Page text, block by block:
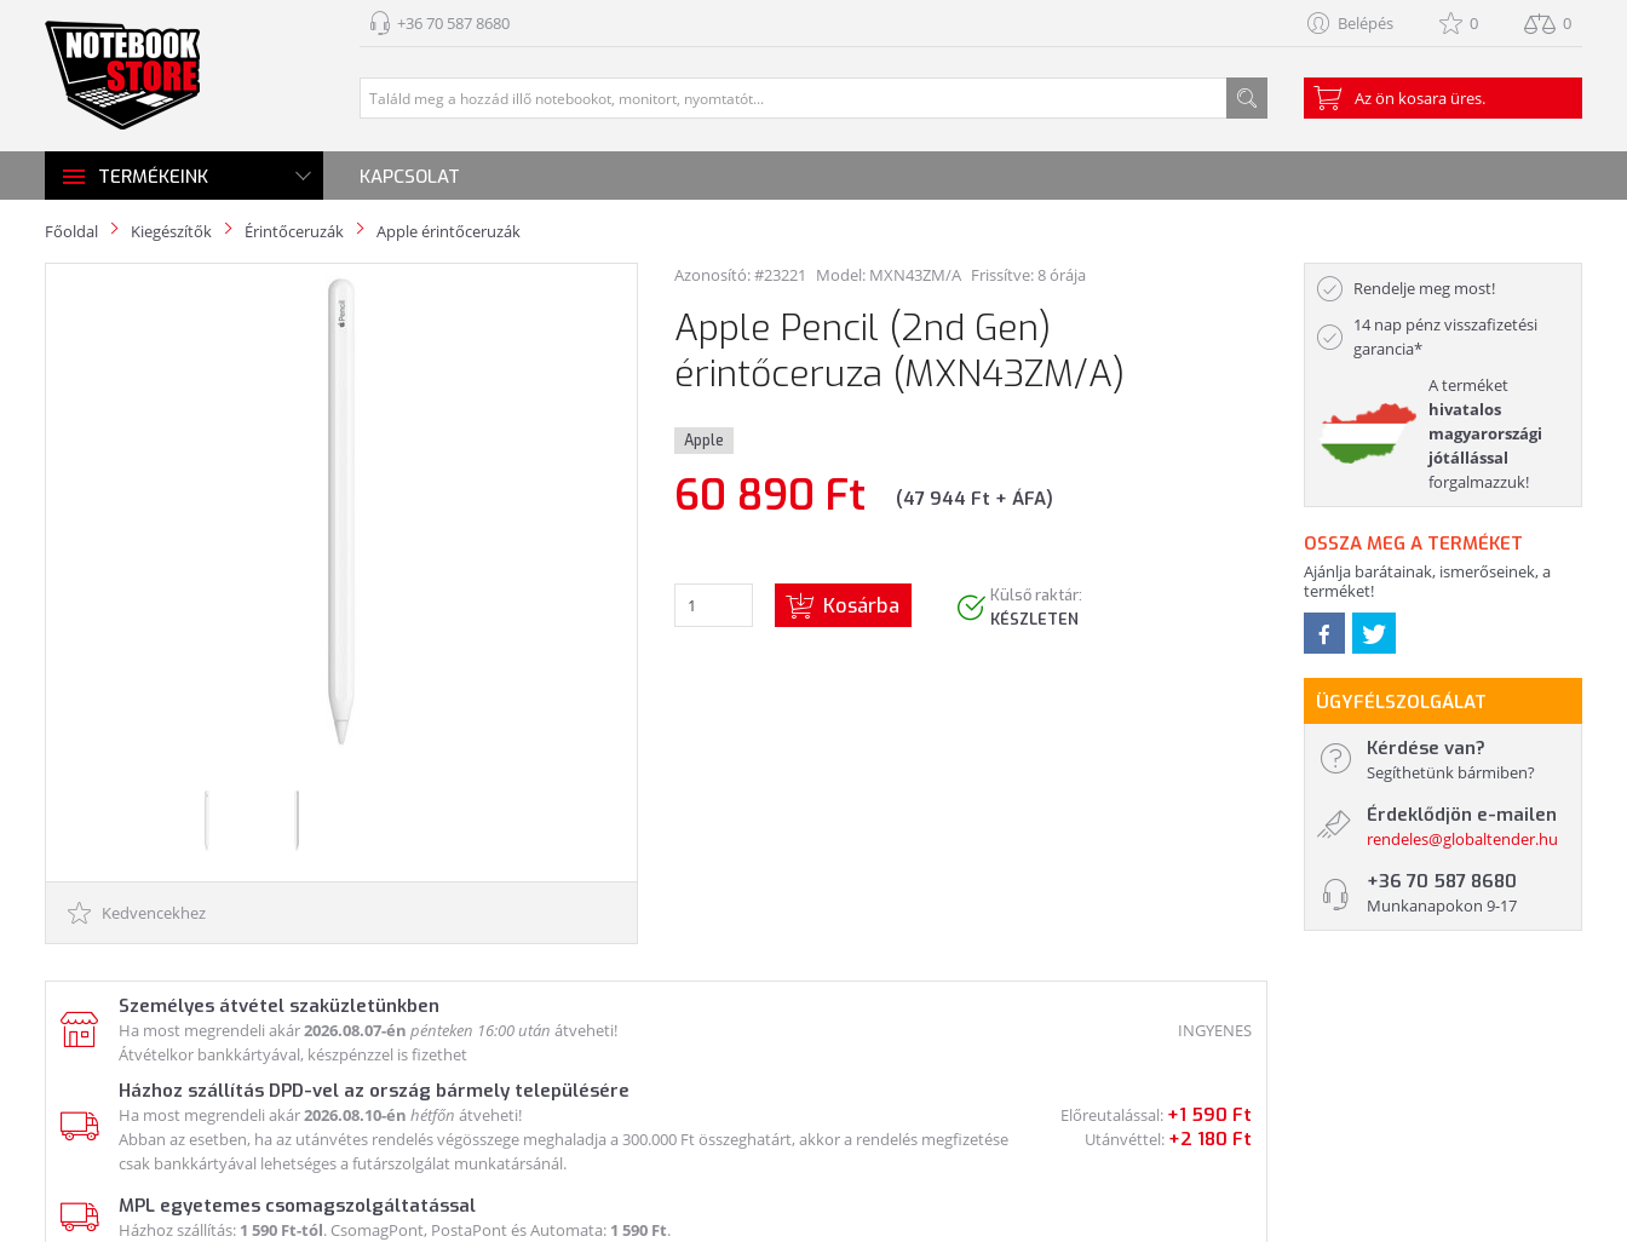
+36 70 587 8680 Belépés 0 0
Az ön kosara üres.
TERMÉKEINK KAPCSOLAT
Főoldal Kiegészítők Érintőceruzák Apple érintőceruzák
Kedvencekhez
Azonosító: #23221 Model: MXN43ZM/A Frissítve: 8 órája
Apple Pencil (2nd Gen)
érintőceruza (MXN43ZM/A)
Apple
60 890 Ft (47 944 Ft + ÁFA)
Kosárba
Külső raktár:
KÉSZLETEN
Személyes átvétel szaküzletünkben
Ha most megrendeli akár2026.08.07-én pénteken 16:00 után átveheti!
Átvételkor bankkártyával, készpénzzel is fizethet
INGYENES
Házhoz szállítás DPD-vel az ország bármely településére
Ha most megrendeli akár2026.08.10-én hétfőn átveheti!
Abban az esetben, ha az utánvétes rendelés végösszege meghaladja a 300.000 Ft összeghatárt, akkor a rendelés megfizetése
csak bankkártyával lehetséges a futárszolgálat munkatársánál.
Előreutalással: +1 590 Ft
Utánvéttel: +2 180 Ft
MPL egyetemes csomagszolgáltatással
Házhoz szállítás: 1 590 Ft-tól. CsomagPont, PostaPont és Automata: 1 590 Ft.
Rendelje meg most!
14 nap pénz visszafizetési
garancia*
A terméket
hivatalos
magyarországi
jótállással
forgalmazzuk!
OSSZA MEG A TERMÉKET
Ajánlja barátainak, ismerőseinek, a
terméket!
ÜGYFÉLSZOLGÁLAT
Kérdése van?
Segíthetünk bármiben?
Érdeklődjön e-mailen
rendeles@globaltender.hu
+36 70 587 8680
Munkanapokon 9-17